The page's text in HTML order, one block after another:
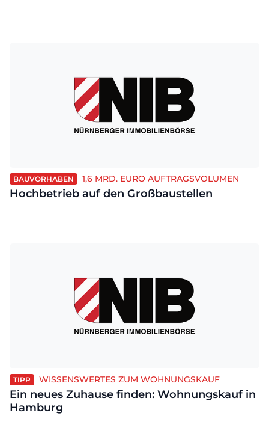
BAUVORHABEN 1,6 MRD. EURO AUFTRAGSVOLUMEN
Hochbetrieb auf den Großbaustellen
TIPP WISSENSWERTES ZUM WOHNUNGSKAUF
Ein neues Zuhause finden: Wohnungskauf in
Hamburg